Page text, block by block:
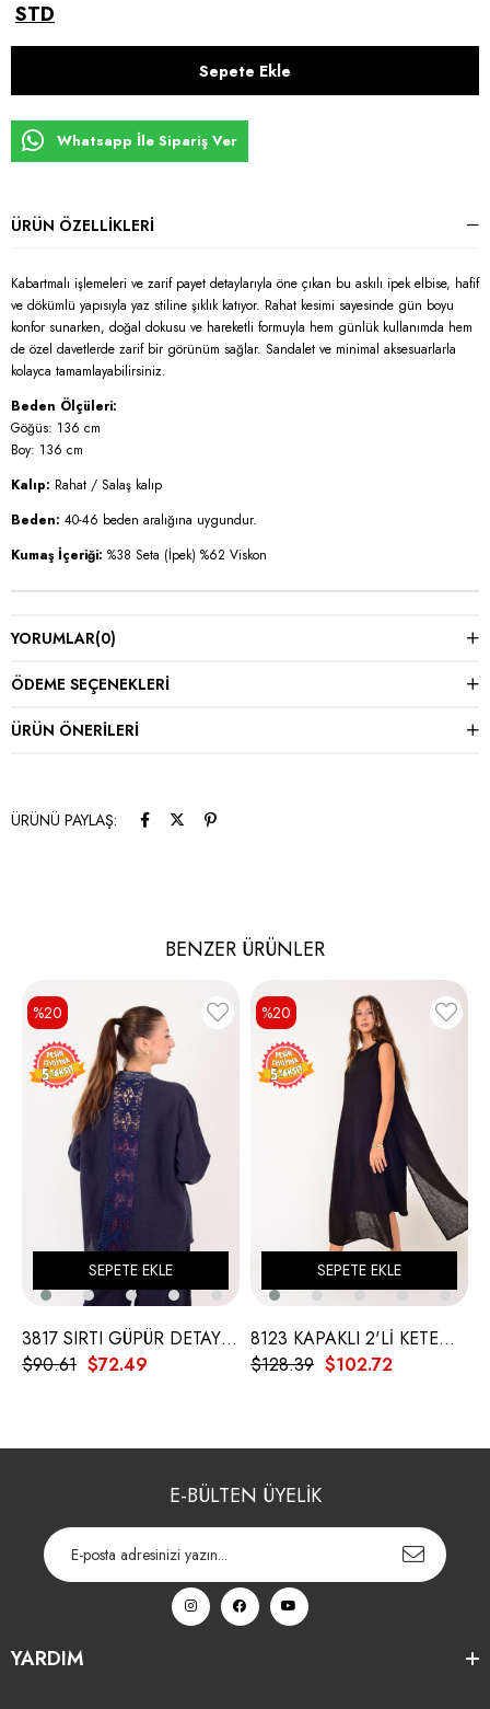
STD
Whatsapp İle Sipariş Ver
ÜRÜN ÖZELLIKLERI
Kabartmalı işlemeleri ve zarif payet detaylarıyla öne çıkan bu askılı ipek elbise, hafif
ve dökümlü yapısıyla yaz stiline şıklık katıyor. Rahat kesimi sayesinde gün boyu
konfor sunarken, doğal dokusu ve hareketli formuyla hem günlük kullanımda hem
de özel davetlerde zarif bir görünüm sağlar. Sandalet ve minimal aksesuarlarla
kolayca tamamlayabilirsiniz.
Beden Ölçüleri:
Göğüs: 136 cm
Boy: 136 cm
Kalıp: Rahat / Salaş kalıp
Beden: 40-46 beden aralığına uygundur.
Kumaş İçeriği: %38 Seta (İpek) %62 Viskon
YORUMLAR(0)
ÖDEME SEÇENEKLERI
ÜRÜN ÖNERILERI
ÜRÜNÜ PAYLAŞ:
BENZER ÜRÜNLER
3817 SIRTI GÜPÜR DETAY KETEN GÖMLEK
$72.49
$90.61
SEPETE EKLE
%20
8123 KAPAKLI 2'Lİ KETEN ELBİSE
$102.72
$128.39
SEPETE EKLE
%20
YARDIM
E-BÜLTEN ÜYELİK